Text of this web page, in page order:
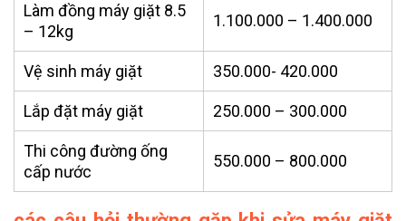
Làm đồng máy giặt 8.5
– 12kg
1.100.000 – 1.400.000
Vệ sinh máy giặt 350.000- 420.000
Lắp đặt máy giặt 250.000 – 300.000
Thi công đường ống
cấp nước
550.000 – 800.000